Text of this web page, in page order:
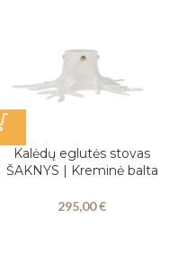
Kalėdų eglutės stovas
ŠAKNYS | Kreminė balta
295,00€